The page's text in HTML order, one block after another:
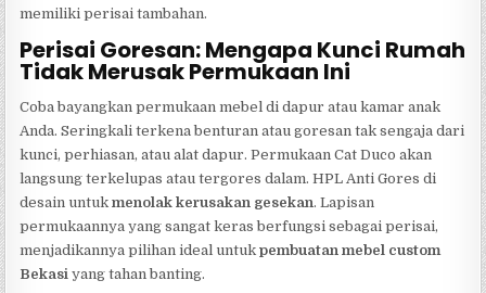
memiliki perisai tambahan.
Perisai Goresan: Mengapa Kunci Rumah
Tidak Merusak Permukaan Ini
Coba bayangkan permukaan mebel di dapur atau kamar anak
Anda. Seringkali terkena benturan atau goresan tak sengaja dari
kunci, perhiasan, atau alat dapur. Permukaan Cat Duco akan
langsung terkelupas atau tergores dalam. HPL Anti Gores di
desain untukmenolak kerusakan gesekan. Lapisan
permukaannya yang sangat keras berfungsi sebagai perisai,
menjadikannya pilihan ideal untukpembuatan mebel custom
Bekasi yang tahan banting.